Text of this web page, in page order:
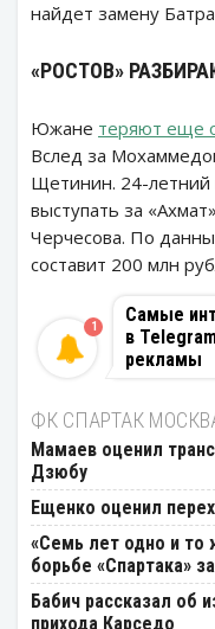
найдет замену
«РОСТОВ»
Южане теряют еще
Вслед за
Щетинин. 24-летний
выступать за
Черчесова. По
составит 200 млн
Самые
в
рекламы
1
ФК СПАРТАК
Мамаев оценил
Дзюбу
Ещенко оценил
«Семь лет одно и то
борьбе «Спартака»
Бабич рассказал об
прихода Карседо